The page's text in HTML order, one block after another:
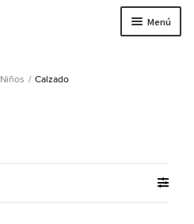
Menú
Niños / Calzado